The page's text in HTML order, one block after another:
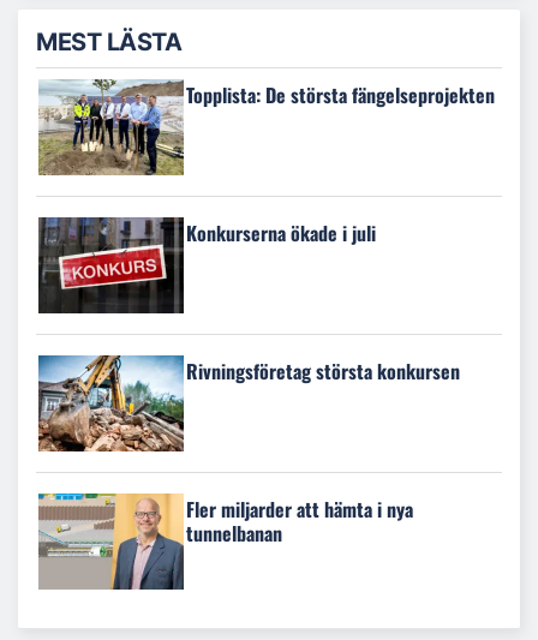
MEST LÄSTA
Topplista: De största fängelseprojekten
Konkurserna ökade i juli
Rivningsföretag största konkursen
Fler miljarder att hämta i nya
tunnelbanan